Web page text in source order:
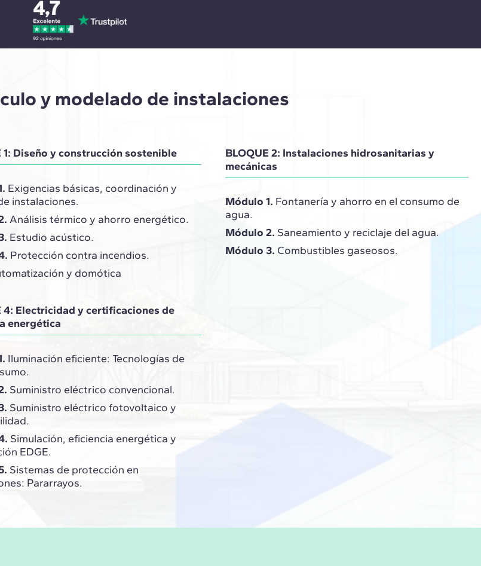
y modelado de instalaciones
1: Diseño y construcción sostenible
Exigencias básicas, coordinación y
instalaciones.
Análisis térmico y ahorro energético.
Estudio acústico.
Protección contra incendios.
y domótica
BLOQUE 2: Instalaciones hidrosanitarias y
mecánicas
Módulo 1. Fontanería y ahorro en el consumo de
agua.
Módulo 2. Saneamiento y reciclaje del agua.
Módulo 3. Combustibles gaseosos.
4: Electricidad y certificaciones de
energética
Iluminación eficiente: Tecnologías de
Suministro eléctrico convencional.
Suministro eléctrico fotovoltaico y
Simulación, eficiencia energética y
EDGE.
Sistemas de protección en
Pararrayos.